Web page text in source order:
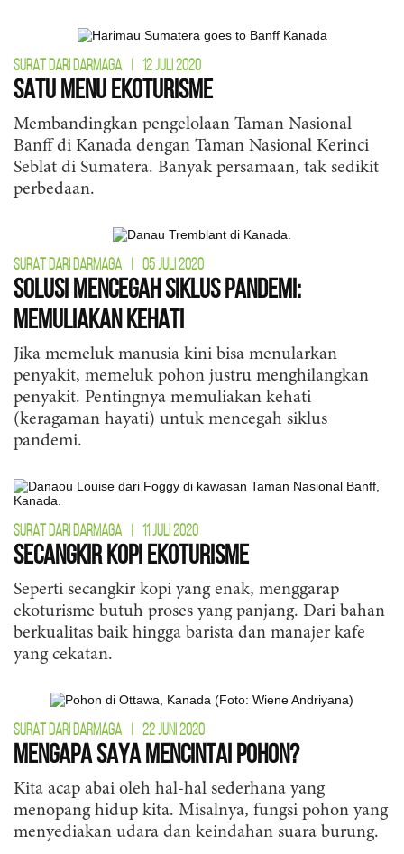
SURAT DARI DARMAGA 12 JULI 2020
Satu Menu Ekoturisme
Membandingkan pengelolaan Taman Nasional
Banff di Kanada dengan Taman Nasional Kerinci
Seblat di Sumatera. Banyak persamaan, tak sedikit
perbedaan.
SURAT DARI DARMAGA 05 JULI 2020
Solusi Mencegah Siklus Pandemi:
Memuliakan Kehati
Jika memeluk manusia kini bisa menularkan
penyakit, memeluk pohon justru menghilangkan
penyakit. Pentingnya memuliakan kehati
(keragaman hayati) untuk mencegah siklus
pandemi.
SURAT DARI DARMAGA 11 JULI 2020
Secangkir Kopi Ekoturisme
Seperti secangkir kopi yang enak, menggarap
ekoturisme butuh proses yang panjang. Dari bahan
berkualitas baik hingga barista dan manajer kafe
yang cekatan.
SURAT DARI DARMAGA 22 JUNI 2020
Mengapa Saya Mencintai Pohon?
Kita acap abai oleh hal-hal sederhana yang
menopang hidup kita. Misalnya, fungsi pohon yang
menyediakan udara dan keindahan suara burung.